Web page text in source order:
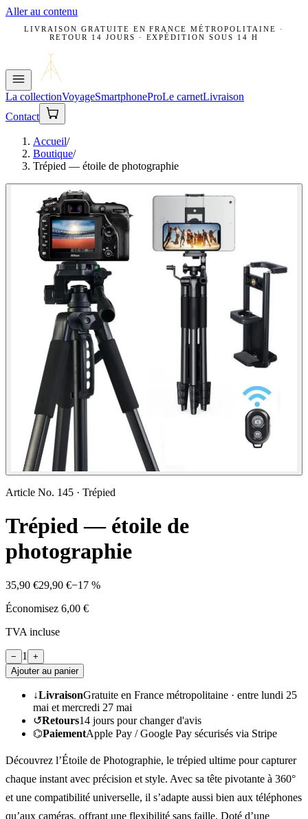
Aller au contenu
LIVRAISON GRATUITE EN FRANCE MÉTROPOLITAINE ·
RETOUR 14 JOURS · EXPÉDITION SOUS 14 H
La collectionVoyageSmartphoneProLe carnetLivraison
Contact
Accueil/
Boutique/
Trépied — étoile de photographie
Article No. 145 · Trépied
Trépied — étoile de
photographie
35,90 €29,90 €−17 %
Économisez 6,00 €
TVA incluse
− 1
+
Ajouter au panier
↓LivraisonGratuite en France métropolitaine · entre lundi 25
mai et mercredi 27 mai
↺Retours14 jours pour changer d'avis
⌬PaiementApple Pay / Google Pay sécurisés via Stripe
Découvrez l’Étoile de Photographie, le trépied ultime pour capturer
chaque instant avec précision et style. Avec sa tête pivotante à 360°
et une compatibilité universelle, il s’adapte aussi bien aux téléphones
qu’aux caméras, offrant une flexibilité sans faille. Doté d’une